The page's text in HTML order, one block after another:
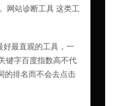
网站诊断工具 这类工
最直观的工具，一
键字百度指数高不代
的排名而不会去点击